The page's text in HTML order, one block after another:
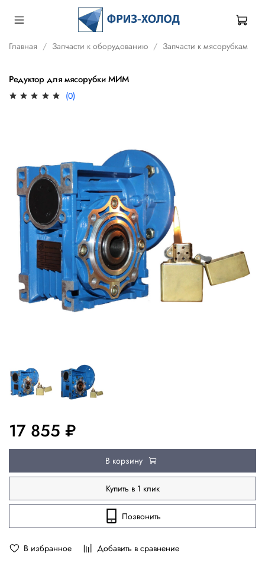
Главная Запчасти к оборудованию Запчасти к мясорубкам
Редуктор для мясорубки МИМ
(0)
В избранное Добавить в сравнение
17 855 ₽
В корзину
Купить в 1 клик
Позвонить